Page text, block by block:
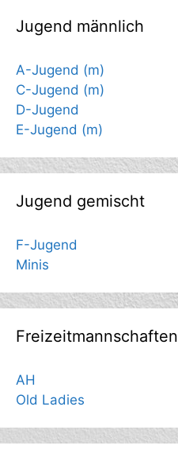
Jugend männlich
A-Jugend (m)
C-Jugend (m)
D-Jugend
E-Jugend (m)
Jugend gemischt
F-Jugend
Minis
Freizeitmannschaften
AH
Old Ladies